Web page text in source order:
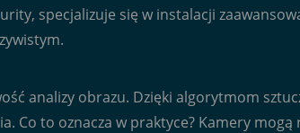
specjalizuje się w instalacji
analizy obrazu. Dzięki algorytmom
Co to oznacza w praktyce? Kamery